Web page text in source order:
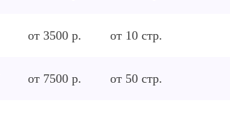
от 3500 р. от 10стр.
от 7500 р. от 50стр.